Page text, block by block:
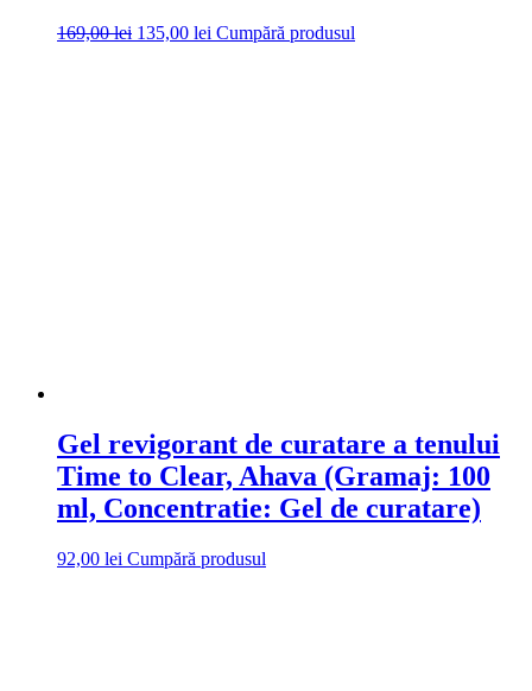
169,00lei Prețul
135,00 lei Prețul
Cumpără produsul
Gel revigorant de curatare a tenului
Time to Clear, Ahava (Gramaj: 100
ml, Concentratie: Gel de curatare)
92,00 lei Cumpără produsul